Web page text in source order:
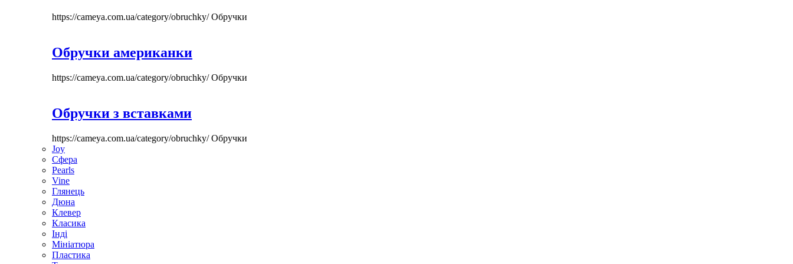
https://cameya.com.ua/category/obruchky/Обручки
Обручки американки
https://cameya.com.ua/category/obruchky/Обручки
Обручки з вставками
https://cameya.com.ua/category/obruchky/Обручки
Joy
Сфера
Pearls
Vine
Глянець
Дюна
Клевер
Класика
Інді
Мініатюра
Пластика